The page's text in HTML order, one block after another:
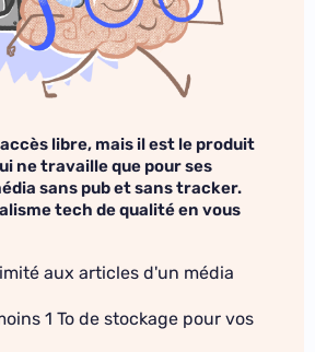
libre, mais il est le produit
ne travaille que pour ses
sans pub et sans tracker.
tech de qualité en vous
aux articles d'un média
1 To de stockage pour vos